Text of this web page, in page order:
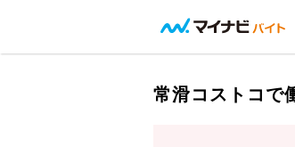
常滑コストコで